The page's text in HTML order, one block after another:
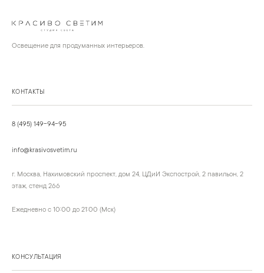
Освещение для продуманных интерьеров.
КОНТАКТЫ
8 (495) 149-94-95
info@krasivosvetim.ru
г. Москва, Нахимовский проспект, дом 24, ЦДиИ Экспострой, 2 павильон, 2
этаж, стенд 266
Ежедневно с 10:00 до 21:00 (Мск)
КОНСУЛЬТАЦИЯ